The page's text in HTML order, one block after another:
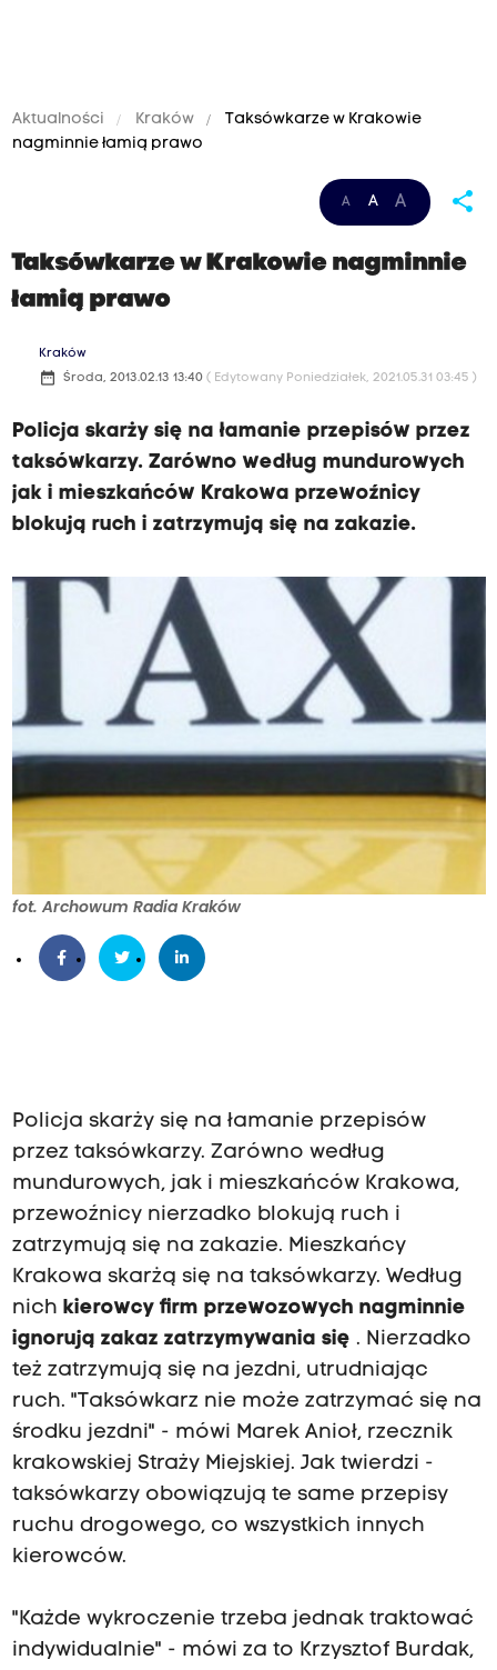
Aktualności Kraków
Taksówkarze w Krakowie
nagminnie łamią prawo
A A A share
Taksówkarze w Krakowie nagminnie
łamią prawo
Kraków
date_range Środa, 2013.02.13 13:40 ( Edytowany Poniedziałek, 2021.05.31 03:45 )
Policja skarży się na łamanie przepisów przez
taksówkarzy. Zarówno według mundurowych
jak i mieszkańców Krakowa przewoźnicy
blokują ruch i zatrzymują się na zakazie.
fot. Archowum Radia Kraków
Policja skarży się na łamanie przepisów
przez taksówkarzy. Zarówno według
mundurowych, jak i mieszkańców Krakowa,
przewoźnicy nierzadko blokują ruch i
zatrzymują się na zakazie. Mieszkańcy
Krakowa skarżą się na taksówkarzy. Według
nich kierowcy firm przewozowych nagminnie
ignorują zakaz zatrzymywania się . Nierzadko
też zatrzymują się na jezdni, utrudniając
ruch. "Taksówkarz nie może zatrzymać się na
środku jezdni" - mówi Marek Anioł, rzecznik
krakowskiej Straży Miejskiej. Jak twierdzi -
taksówkarzy obowiązują te same przepisy
ruchu drogowego, co wszystkich innych
kierowców.
"Każde wykroczenie trzeba jednak traktować
indywidualnie" - mówi za to Krzysztof Burdak,